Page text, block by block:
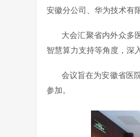
安徽分公司、华为技术有
大会汇聚省内外众多
智慧算力支持等角度，深
会议旨在为安徽省医
参加。